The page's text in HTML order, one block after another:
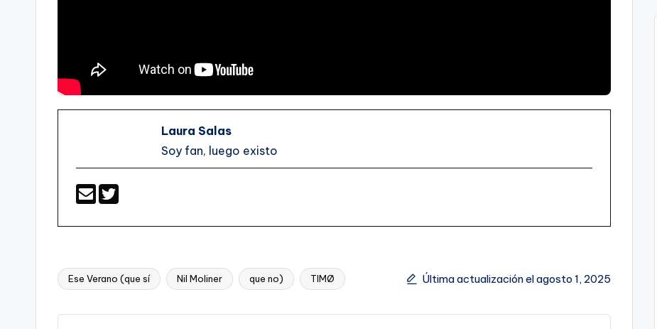
Laura Salas
Soy fan, luego existo
Etiquetas:
Ese Verano (que sí Nil Moliner que no) TIMØ Última actualización el agosto 1, 2025